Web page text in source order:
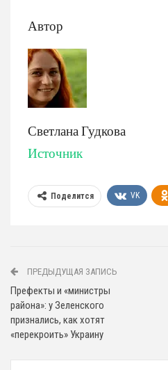
Автор
Светлана Гудкова
Источник
Поделится VK
ПРЕДЫДУЩАЯ ЗАПИСЬ
Префекты и «министры
района»: у Зеленского
признались, как хотят
«перекроить» Украину